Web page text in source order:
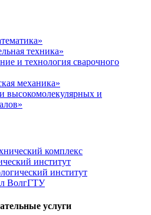
техника»
и технология сварочного
механика»
высокомолекулярных и
комплекс
институт
институт
ВолгГТУ
услуги